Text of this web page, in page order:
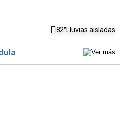
82°Lluvias aisladas